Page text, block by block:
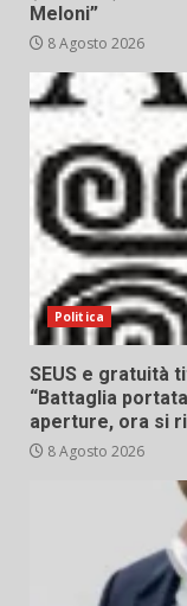
Meloni”
8 Agosto 2026
Politica
SEUS e gratuità
“Battaglia
aperture, ora si
8 Agosto 2026